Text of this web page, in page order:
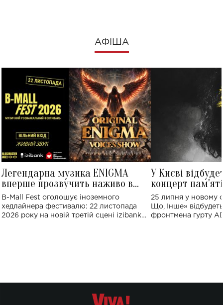
АФІША
Легендарна музика ENIGMA
вперше прозвучить наживо в
Україні: де відбудеться концерт
B-Mall Fest оголошує іноземного
хедлайнера фестивалю: 22 листопада
2026 року на новій третій сцені izibank
У Києві
концерт
Клименка:
виконають
25 липня у новому
Що, Інше»
фронтмена гурту